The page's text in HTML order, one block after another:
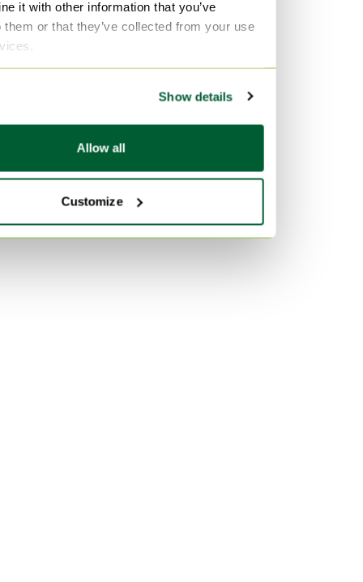
it with other information that you’ve
them or that they’ve collected from your use
Show details
Allow all
Customize
Alluminio Plafoniere
Per colore